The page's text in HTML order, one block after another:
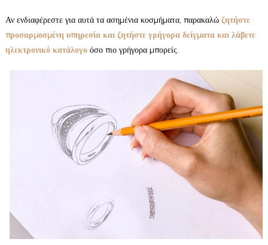
Αν ενδιαφέρεστε για αυτά τα ασημένια κοσμήματα, παρακαλώ ζητήστε
προσαρμοσμένη υπηρεσία και ζητήστε γρήγορα δείγματα και λάβετε
ηλεκτρονικό κατάλογο όσο πιο γρήγορα μπορείς.